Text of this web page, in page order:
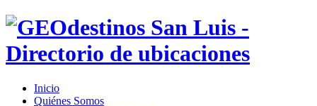
Inicio
Quiénes Somos